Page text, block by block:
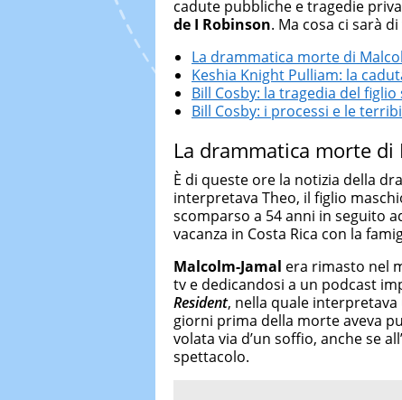
cadute pubbliche e tragedie
de I Robinson. Ma cosa ci sarà
La drammatica morte di
Keshia Knight Pulliam: la
Bill Cosby: la tragedia del
Bill Cosby: i processi e le
La drammatica morte di
È di queste ore la notizia della
interpretava Theo, il figlio
scomparso a 54 anni in seguito
vacanza in Costa Rica con la
Malcolm-Jamal era rimasto nel
tv e dedicandosi a un podcast
Resident, nella quale
giorni prima della morte aveva
volata via d’un soffio, anche se
spettacolo.